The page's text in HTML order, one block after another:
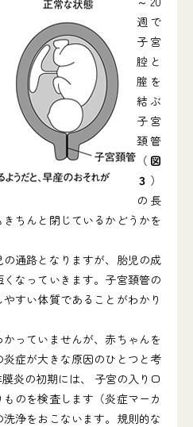
週で
子宮
腔と
腟を
結ぶ
子宮
頚管
（ 図
３ ）
の長
ちんと閉じているかどうかを
通路となりますが、胎児の成
なっていきます。子宮頚管の
すい体質であることがわかり
っていませんが、赤ちゃんを
症が大きな原因のひとつと考
炎の初期には、 子宮の入り口
のを検査します（炎症マーカ
浄をおこないます。規則的な